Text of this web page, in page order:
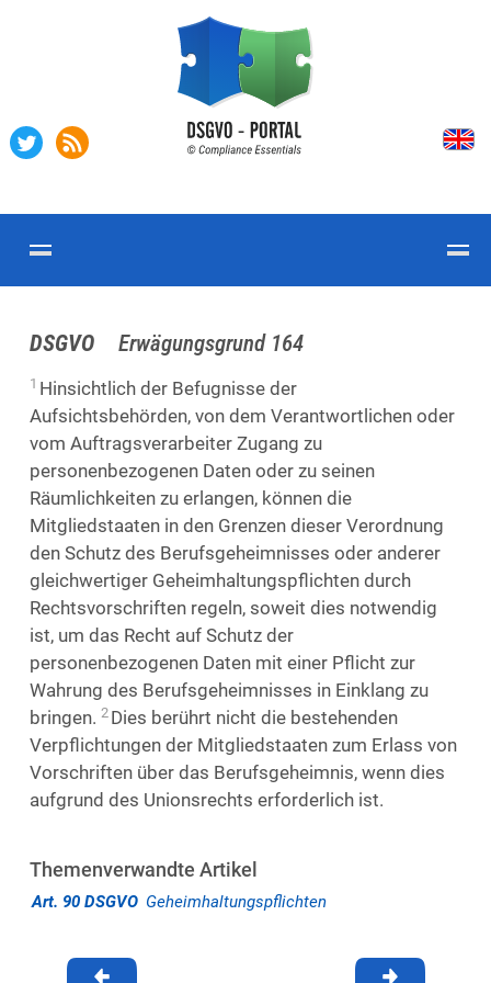
DSGVO Erwägungsgrund 164
1 Hinsichtlich der Befugnisse der
Aufsichtsbehörden, von dem Verantwortlichen oder
vom Auftragsverarbeiter Zugang zu
personenbezogenen Daten oder zu seinen
Räumlichkeiten zu erlangen, können die
Mitgliedstaaten in den Grenzen dieser Verordnung
den Schutz des Berufsgeheimnisses oder anderer
gleichwertiger Geheimhaltungspflichten durch
Rechtsvorschriften regeln, soweit dies notwendig
ist, um das Recht auf Schutz der
personenbezogenen Daten mit einer Pflicht zur
Wahrung des Berufsgeheimnisses in Einklang zu
bringen. 2 Dies berührt nicht die bestehenden
Verpflichtungen der Mitgliedstaaten zum Erlass von
Vorschriften über das Berufsgeheimnis, wenn dies
aufgrund des Unionsrechts erforderlich ist.
Themenverwandte Artikel
Art. 90 DSGVO Geheimhaltungspflichten